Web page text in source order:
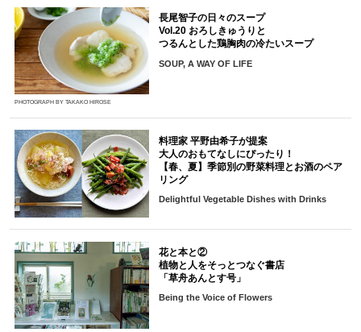
PHOTOGRAPH BY TAKAKO HIROSE
長尾智子の日々のスープ
Vol.20 おろしきゅうりと
つるんとした鶏胸肉の冷たいスープ
SOUP, A WAY OF LIFE
料理家 平野由希子が提案
大人のおもてなしにぴったり！
【春、夏】季節別の野菜料理とお酒のペア
リング
Delightful Vegetable Dishes with Drinks
花と本と②
植物と人をそっとつなぐ書店
「草舟あんとす号」
Being the Voice of Flowers